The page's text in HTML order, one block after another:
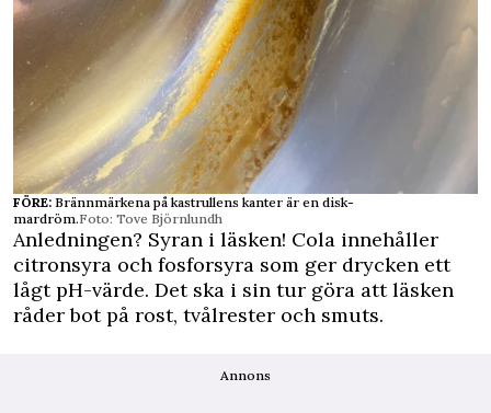
FÖRE: Brännmärkena på kastrullens kanter är en disk-
mardröm.Foto: Tove Björnlundh
Anledningen? Syran i läsken! Cola innehåller
citronsyra och fosforsyra som ger drycken ett
lågt pH-värde. Det ska i sin tur göra att läsken
råder bot på rost, tvålrester och smuts.
Annons